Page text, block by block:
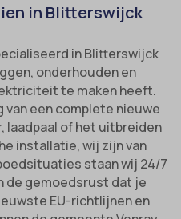
in Blitterswijck
in Blitterswijck
onderhouden en
te maken heeft.
van een complete nieuwe
laadpaal of het uitbreiden
installatie, wij zijn van
staan wij 24/7
de gemoedsrust dat je
EU-richtlijnen en